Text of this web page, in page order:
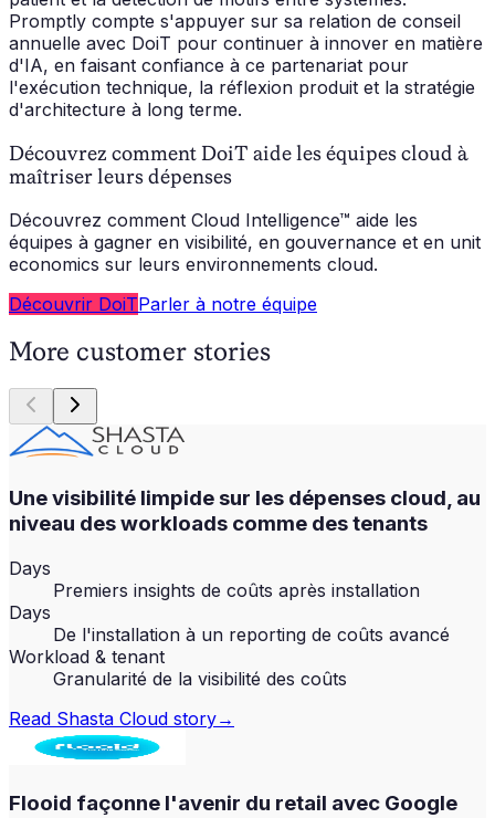
Promptly compte s'appuyer sur sa relation de conseil
annuelle avec DoiT pour continuer à innover en matière
d'IA, en faisant confiance à ce partenariat pour
l'exécution technique, la réflexion produit et la stratégie
d'architecture à long terme.
Découvrez comment DoiT aide les équipes cloud à
maîtriser leurs dépenses
Découvrez comment Cloud Intelligence™ aide les
équipes à gagner en visibilité, en gouvernance et en unit
economics sur leurs environnements cloud.
Découvrir DoiTParler à notre équipe
More customer stories
Une visibilité limpide sur les dépenses cloud, au
niveau des workloads comme des tenants
Days
Premiers insights de coûts après installation
Days
De l'installation à un reporting de coûts avancé
Workload & tenant
Granularité de la visibilité des coûts
Read Shasta Cloud story→
Flooid façonne l'avenir du retail avec Google